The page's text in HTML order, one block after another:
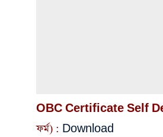
OBC Certificate Self
ফর্ম) : Download